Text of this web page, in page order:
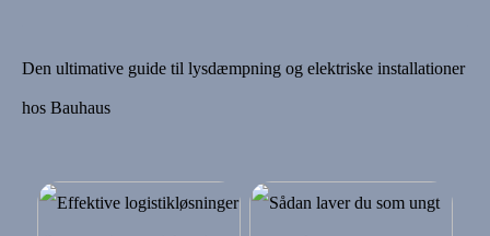
Den ultimative guide til lysdæmpning og elektriske installationer
hos Bauhaus